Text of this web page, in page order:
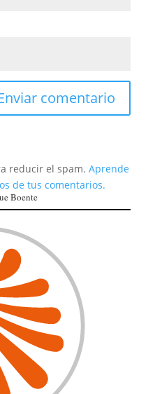
reducir el spam. Aprende
de tus comentarios.
Boente